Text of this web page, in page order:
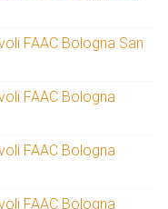
FAAC Bologna San
FAAC Bologna
FAAC Bologna
FAAC Bologna